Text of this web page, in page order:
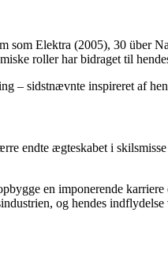
som Elektra (2005), 30 über
roller har bidraget til
– sidstnævnte inspireret af
endte ægteskabet i
en imponerende
og hendes